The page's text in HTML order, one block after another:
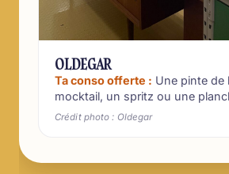
OLDEGAR
Ta conso offerte : Une pinte de
mocktail, un spritz ou une
Crédit photo : Oldegar